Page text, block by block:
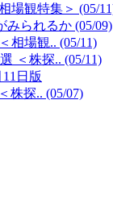
場観特集＞ (05/
みられるか (05/09)
相場観.. (05/11)
＜株探.. (05/11)
日版
株探.. (05/07)